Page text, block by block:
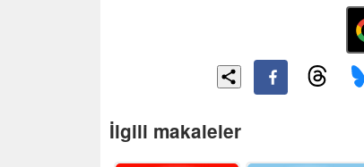
İlgili makaleler